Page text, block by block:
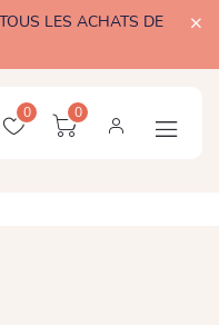
LES ACHATS DE
0 0